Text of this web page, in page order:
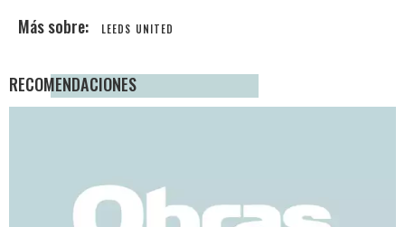
LEEDS UNITED
RECOMENDACIONES